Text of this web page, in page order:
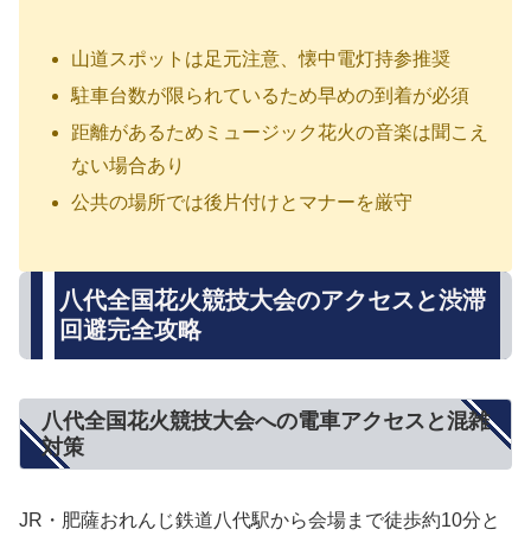
山道スポットは足元注意、懐中電灯持参推奨
駐車台数が限られているため早めの到着が必須
距離があるためミュージック花火の音楽は聞こえ
ない場合あり
公共の場所では後片付けとマナーを厳守
八代全国花火競技大会のアクセスと渋滞
回避完全攻略
八代全国花火競技大会への電車アクセスと混雑
対策
JR・肥薩おれんじ鉄道八代駅から会場まで徒歩約10分と